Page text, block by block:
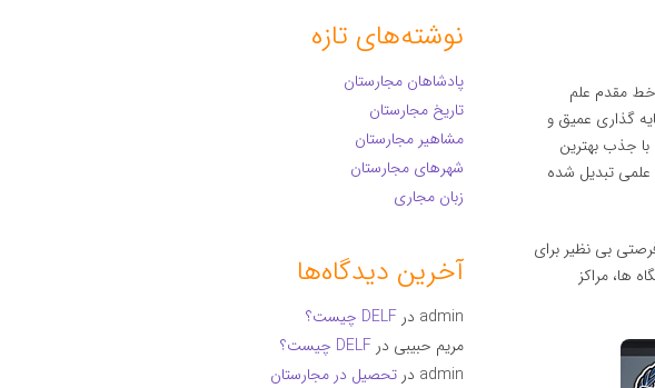
خط مقدم علم
گذاری عمیق و
جذب بهترین
علمی تبدیل شده
بی نظیر برای
ها، مراکز
نوشته‌های تازه
پادشاهان مجارستان
تاریخ مجارستان
مشاهیر مجارستان
شهرهای مجارستان
زبان مجاری
آخرین دیدگاه‌ها
admin در DELF چیست؟
مریم حبیبی در DELF چیست؟
admin در تحصیل در مجارستان